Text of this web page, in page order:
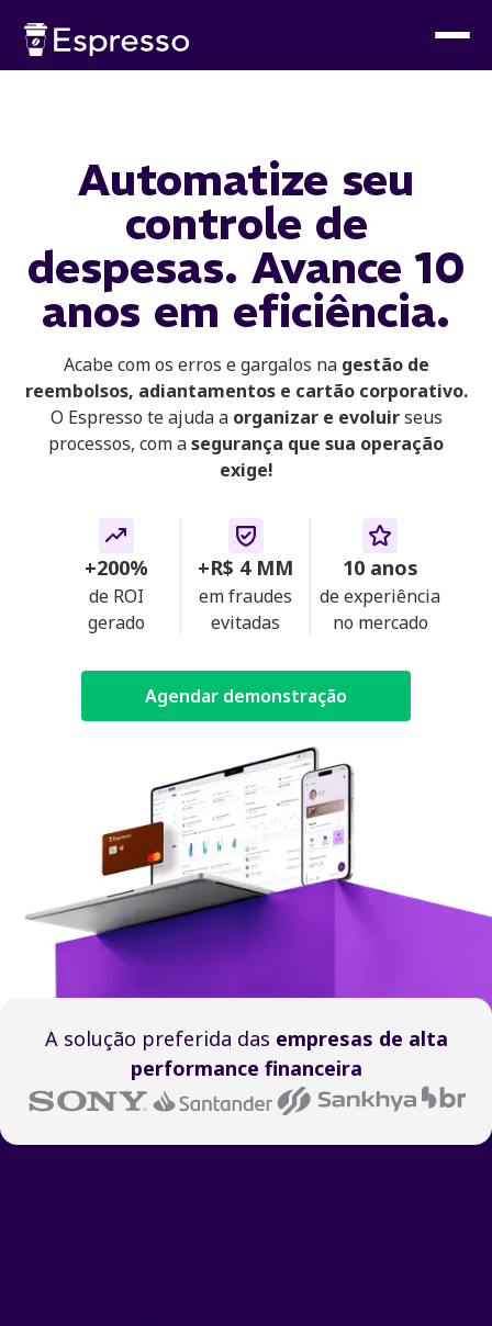
Automatize seu
controle de
despesas. Avance 10
anos em eficiência.
Acabe com os erros e gargalos na gestão de
reembolsos, adiantamentos e cartão corporativo.
O Espresso te ajuda a organizar e evoluirseus
processos, com asegurança que sua operação
exige!
+200%
de ROI
gerado
+R$ 4 MM
em fraudes
evitadas
10 anos
de experiência
no mercado
Agendar demonstração
A solução preferida das empresas de alta
performance financeira